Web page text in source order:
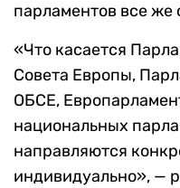
парламентов все же
«Что касается
Совета Европы,
ОБСЕ,
национальных
направляются
индивидуально», —